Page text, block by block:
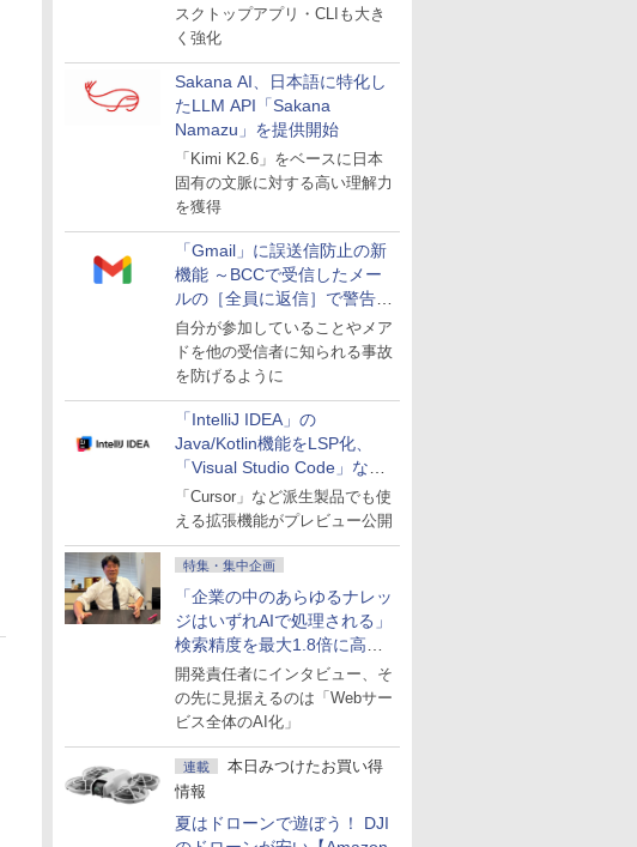
スクトップアプリ・CLIも大き
く強化
Sakana AI、日本語に特化し
たLLM API「Sakana
Namazu」を提供開始
「Kimi K2.6」をベースに日本
固有の文脈に対する高い理解力
を獲得
「Gmail」に誤送信防止の新
機能 ～BCCで受信したメー
ルの［全員に返信］で警告を
表示
自分が参加していることやメア
ドを他の受信者に知られる事故
を防げるように
「IntelliJ IDEA」の
Java/Kotlin機能をLSP化、
「Visual Studio Code」など
にも開放
「Cursor」など派生製品でも使
える拡張機能がプレビュー公開
特集・集中企画
「企業の中のあらゆるナレッ
ジはいずれAIで処理される」
検索精度を最大1.8倍に高め
た「GMO AI RAG」は無償の
OSS版で「1社1RAG」を目
指す
開発責任者にインタビュー、そ
の先に見据えるのは「Webサー
ビス全体のAI化」
連載
本日みつけたお買い得
情報
夏はドローンで遊ぼう！ DJI